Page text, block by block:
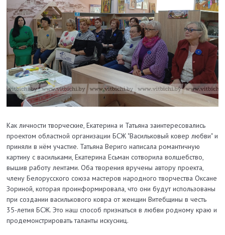
Как личности творческие, Екатерина и Татьяна заинтересовались
проектом областной организации БСЖ "Васильковый ковер любви" и
приняли в нём участие. Татьяна Вериго написала романтичную
картину с васильками, Екатерина Есьман сотворила волшебство,
вышив работу лентами. Оба творения вручены автору проекта,
члену Белорусского союза мастеров народного творчества Оксане
Зориной, которая проинформировала, что они будут использованы
при создании василькового ковра от женщин Витебщины в честь
35-летия БСЖ. Это наш способ признаться в любви родному краю и
продемонстрировать таланты искусниц.